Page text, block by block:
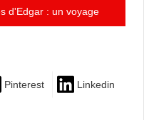
d'Edgar : un voyage
Pinterest Linkedin